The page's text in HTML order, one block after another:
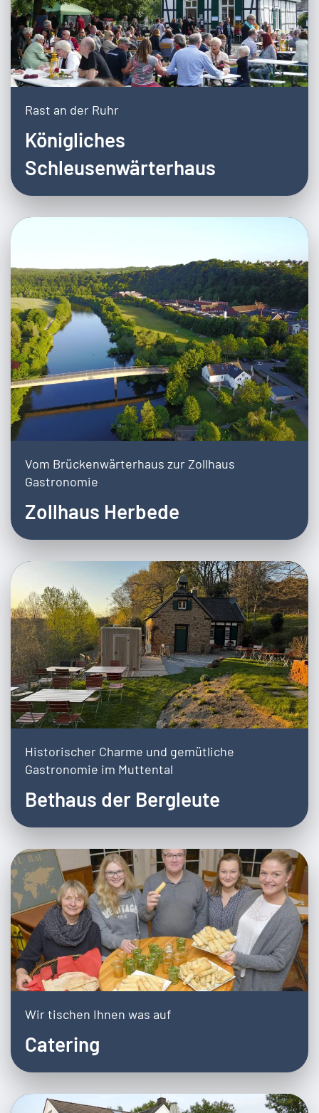
Rast an der Ruhr
Königliches
Schleusenwärterhaus
Vom Brückenwärterhaus zur Zollhaus
Gastronomie
Zollhaus Herbede
Historischer Charme und gemütliche
Gastronomie im Muttental
Bethaus der Bergleute
Wir tischen Ihnen was auf
Catering